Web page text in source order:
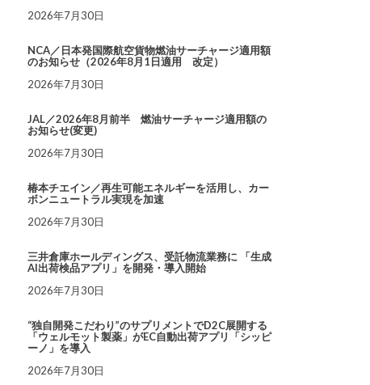
2026年7月30日
NCA／日本発国際航空貨物燃油サーチャージ適用額
のお知らせ（2026年8月1日適用 改定）
2026年7月30日
JAL／2026年8月前半 燃油サーチャージ適用額の
お知らせ(変更)
2026年7月30日
椿本チエイン／再生可能エネルギーを活用し、カー
ボンニュートラル実現を加速
2026年7月30日
三井倉庫ホールディングス、受託物流業務に 「生成
AI出荷検品アプリ」を開発・導入開始
2026年7月30日
“独自開発こだわり”のサプリメントでD2C展開する
「ウェルモット製薬」がEC自動出荷アプリ「シッピ
ーノ」を導入
2026年7月30日